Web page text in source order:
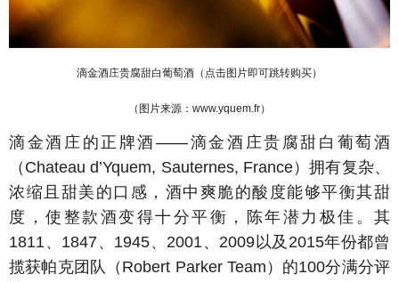
滴金酒庄贵腐甜白葡萄酒（点击图片即可跳转购买）
（图片来源：www.yquem.fr）
滴金酒庄的正牌酒——滴金酒庄贵腐甜白葡萄酒
（Chateau d’Yquem, Sauternes, France）拥有复杂、
浓缩且甜美的口感，酒中爽脆的酸度能够平衡其甜
度，使整款酒变得十分平衡，陈年潜力极佳。其
1811、1847、1945、2001、2009以及2015年份都曾
揽获帕克团队（Robert Parker Team）的100分满分评